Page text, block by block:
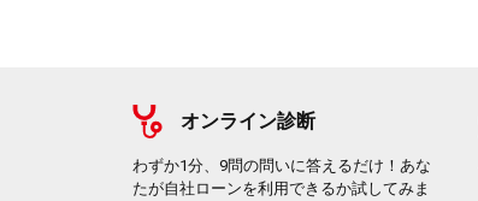
オンライン診断
わずか1分、9問の問いに答えるだけ！あな
たが自社ローンを利用できるか試してみま